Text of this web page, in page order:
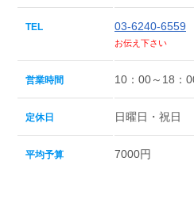
TEL 03-6240-6559
お伝え下さい
営業時間 10：00～18：
定休日 日曜日・祝日
平均予算 7000円